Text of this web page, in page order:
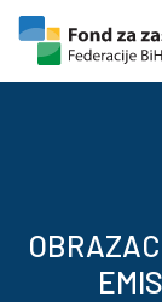
Skip to content
Skip to footer